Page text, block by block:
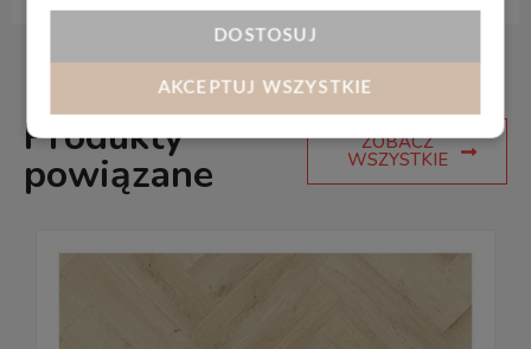
Produkty
powiązane
ZOBACZ
WSZYSTKIE
DOSTOSUJ
AKCEPTUJ WSZYSTKIE